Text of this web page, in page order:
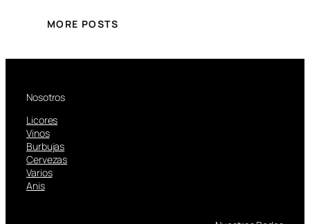
MORE POSTS
Nosotros
Licores
Vinos
Burbujas
Cervezas
Varios
Anis